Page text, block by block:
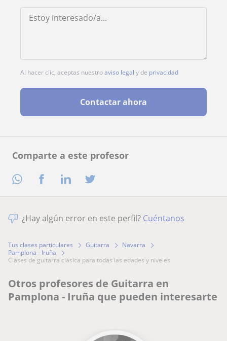
Comparte a este profesor
Al hacer clic, aceptas nuestroaviso legal y de privacidad
Contactar ahora
¿Hay algún error en este perfil? Cuéntanos
Tus clases particulares Guitarra
Navarra
Pamplona - Iruña
clases de guitarra clásica para todas las edades y niveles
Otros profesores de Guitarra en
Pamplona - Iruña que pueden interesarte